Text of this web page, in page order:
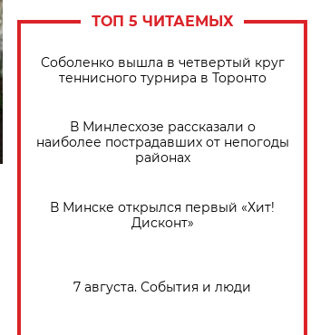
ТОП 5 ЧИТАЕМЫХ
Соболенко вышла в четвертый круг
теннисного турнира в Торонто
В Минлесхозе рассказали о
наиболее пострадавших от непогоды
районах
В Минске открылся первый «Хит!
Дисконт»
7 августа. События и люди